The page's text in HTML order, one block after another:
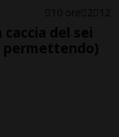
10 ore 2 12
caccia del sei
permettendo)